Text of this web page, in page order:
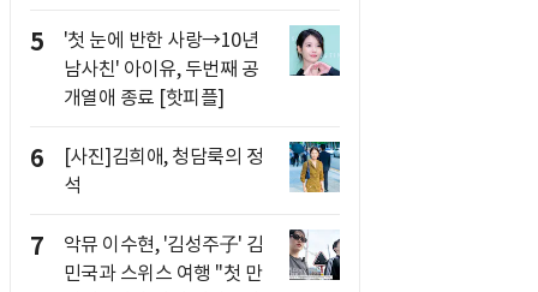
5
'첫 눈에 반한 사랑→10년
남사친' 아이유, 두번째 공
개열애 종료 [핫피플]
6
[사진]김희애, 청담룩의 정
석
7
악뮤 이수현, '김성주子' 김
민국과 스위스 여행 "첫 만